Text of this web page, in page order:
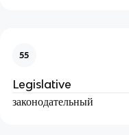
55
Legislative
законодательный